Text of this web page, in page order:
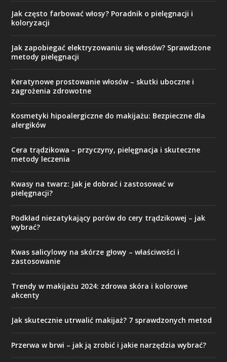
Jak często farbować włosy? Poradnik o pielęgnacji i
koloryzacji
Jak zapobiegać elektryzowaniu się włosów? Sprawdzone
metody pielęgnacji
Keratynowe prostowanie włosów – skutki uboczne i
zagrożenia zdrowotne
Kosmetyki hipoalergiczne do makijażu: Bezpieczne dla
alergików
Cera trądzikowa – przyczyny, pielęgnacja i skuteczne
metody leczenia
Kwasy na twarz: Jak je dobrać i zastosować w
pielęgnacji?
Podkład niezatykający porów do cery trądzikowej – jak
wybrać?
Kwas salicylowy na skórze głowy – właściwości i
zastosowanie
Trendy w makijażu 2024: zdrowa skóra i kolorowe
akcenty
Jak skutecznie utrwalić makijaż? 7 sprawdzonych metod
Przerwa w brwi – jak ją zrobić i jakie narzędzia wybrać?